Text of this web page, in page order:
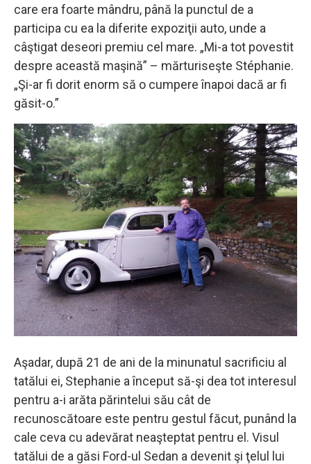
care era foarte mândru, până la punctul de a
participa cu ea la diferite expoziţii auto, unde a
câştigat deseori premiu cel mare. „Mi-a tot povestit
despre această maşină” – mărturiseşte Stéphanie.
„Şi-ar fi dorit enorm să o cumpere înapoi dacă ar fi
găsit-o.”
Aşadar, după 21 de ani de la minunatul sacrificiu al
tatălui ei, Stephanie a început să-şi dea tot interesul
pentru a-i arăta părintelui său cât de
recunoscătoare este pentru gestul făcut, punând la
cale ceva cu adevărat neaşteptat pentru el. Visul
tatălui de a găsi Ford-ul Sedan a devenit şi ţelul lui